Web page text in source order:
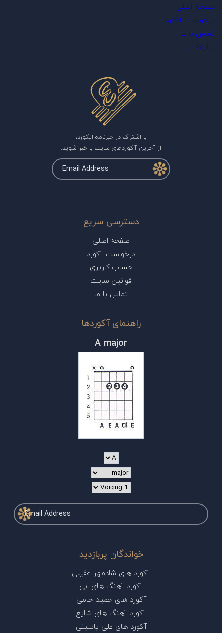
صفحه اصلی
درخواست آکورد
تماس با ما
تبلیغات
با اشتراک در خبرنامه ایکورد،
از آخرین آکوردهای سایت با خبر شوید.
دسترسی سریع
صفحه اصلی
درخواست آکورد
حساب کاربری
قوانین سایت
تماس با ما
راهنمای آکوردها
A major
خواندگان پربازدید
آکورد های شادمهر عقیلی
آکورد آهنگ های ابی
آکورد های حمید حامی
آکورد آهنگ های شایع
آکورد های علی یاسینی